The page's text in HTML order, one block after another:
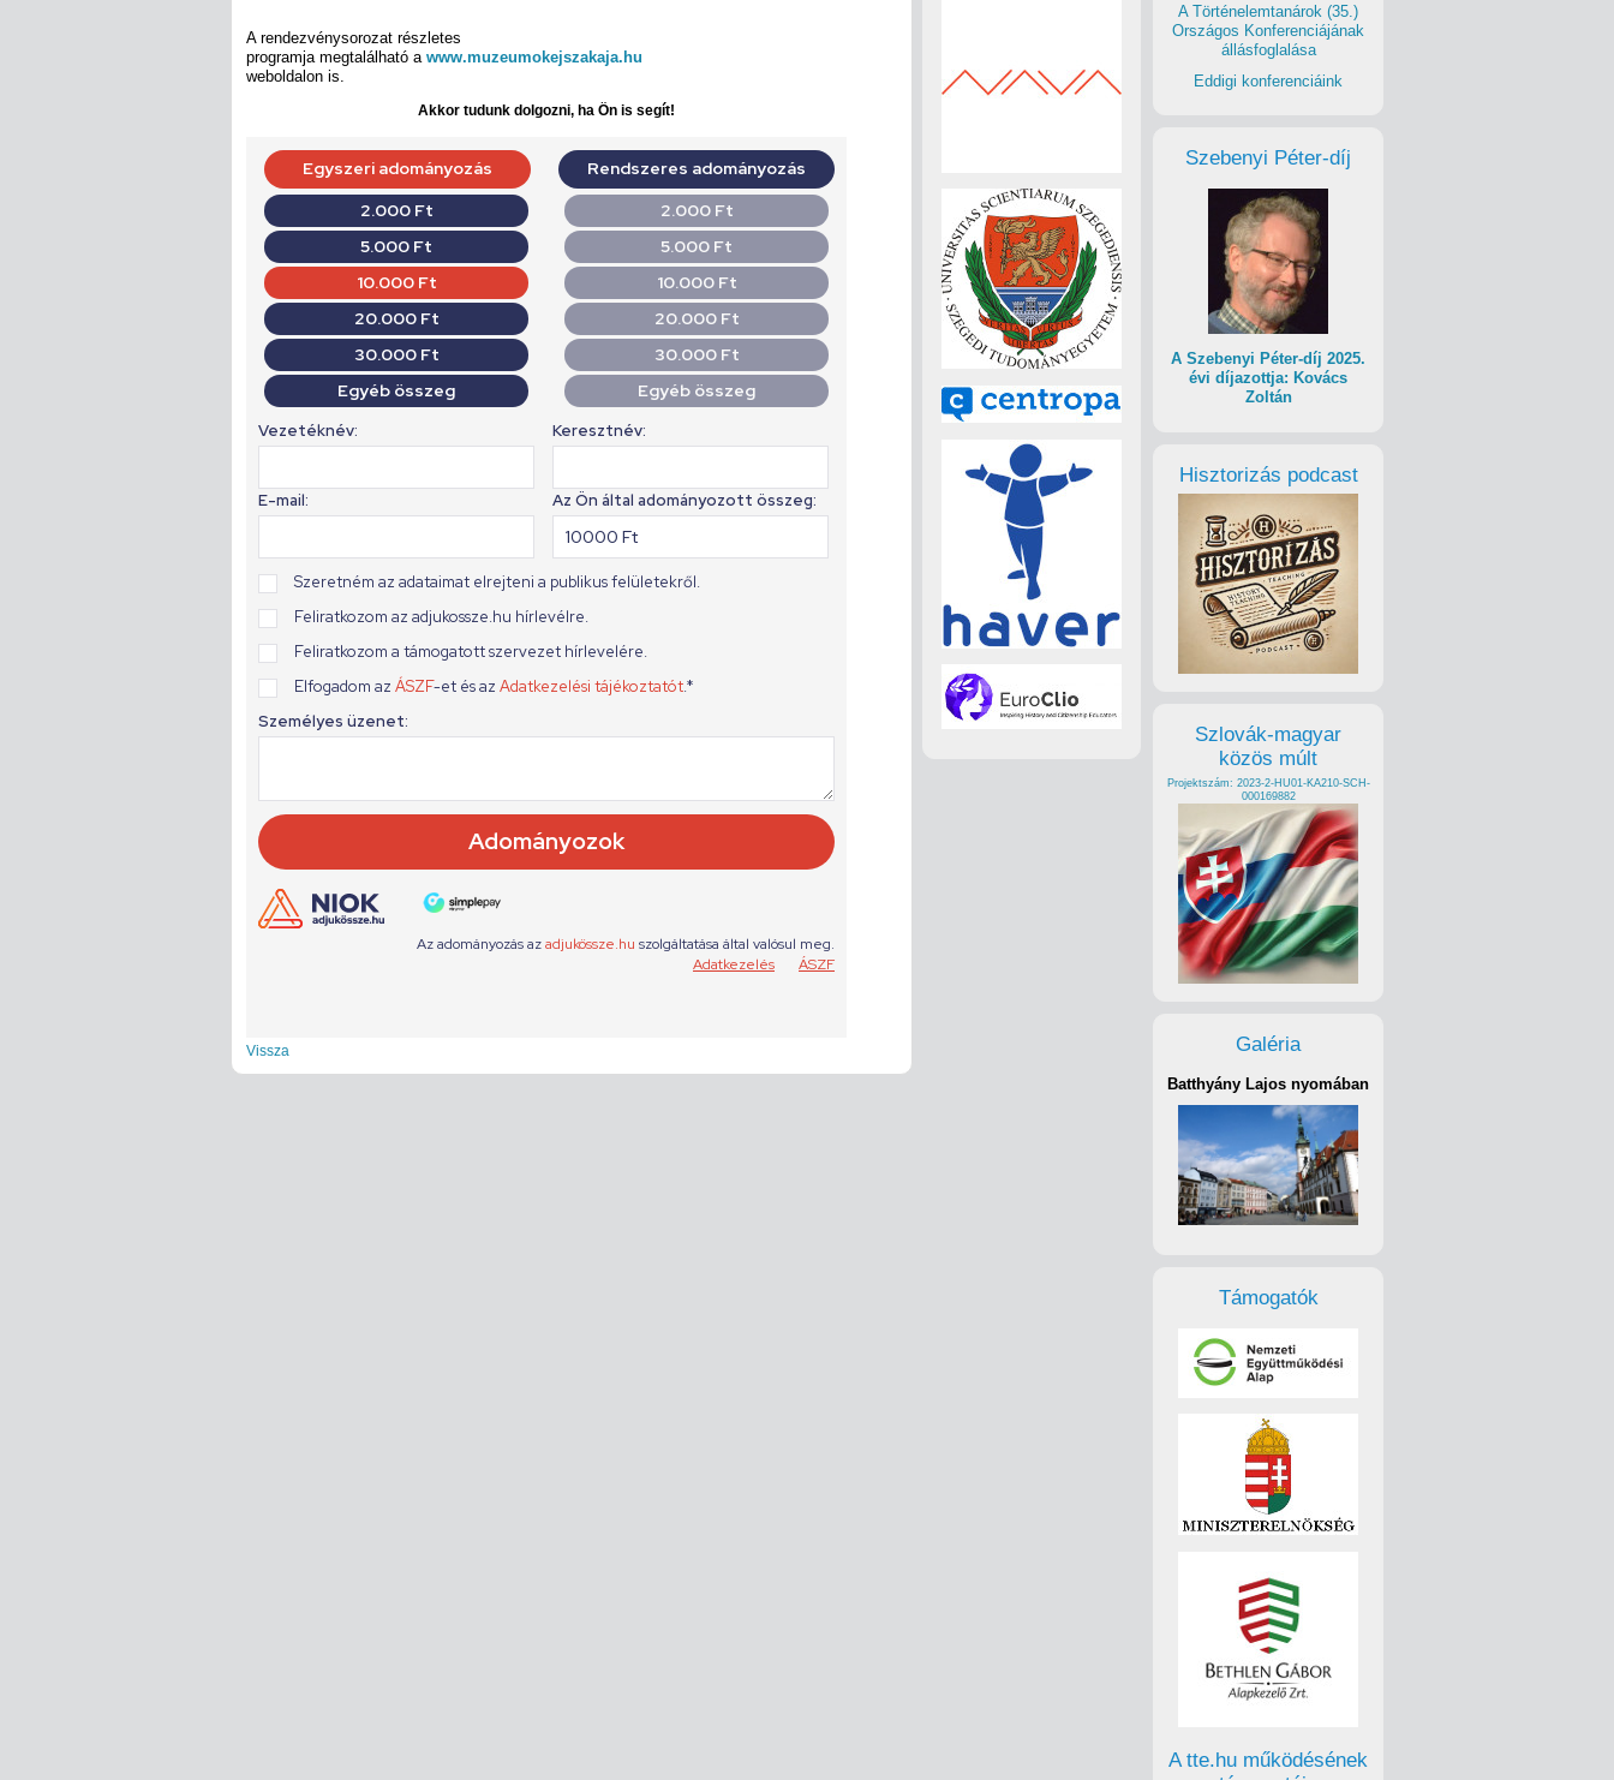
A rendezvénysorozat részletes
programja megtalálható a www.muzeumokejszakaja.hu
weboldalon is.
Akkor tudunk dolgozni, ha Ön is segít!
Vissza
A Történelemtanárok (35.)
Országos Konferenciájának
állásfoglalása
Eddigi konferenciáink
Szebenyi Péter-díj
A Szebenyi Péter-díj 2025.
évi díjazottja: Kovács
Zoltán
Hisztorizás podcast
Szlovák-magyar
közös múlt
Projektszám: 2023-2-HU01-KA210-SCH-
000169882
Galéria
Batthyány Lajos nyomában
Támogatók
A tte.hu működésének